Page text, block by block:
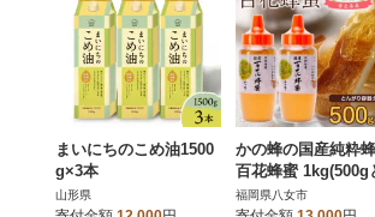
まいにちのこめ油1500
g×3本
山形県
かの蜂の国産純粋
百花蜂蜜 1kg(500g
がりポリ容器×2本)
福岡県八女市